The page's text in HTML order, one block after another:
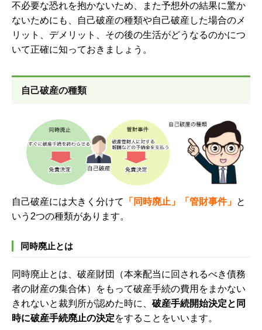
不必要な恐れを抱かないため、また予想外の結果に驚か
ないためにも、自己破産の種類や自己破産した場合のメ
リット、デメリット、その後の生活がどうなるのかにつ
いて正確に知っておきましょう。
自己破産の種類
自己破産には大きく分けて 「同時廃止」「管財事件」 と
いう2つの種類があります。
同時廃止とは
同時廃止とは、破産財団（本来配当に回されるべき債務
者の財産の集合体）をもって破産手続の費用をまかない
きれないと裁判所が認めた時に、 破産手続開始決定と同
時に破産手続廃止の決定をすることをいいます。